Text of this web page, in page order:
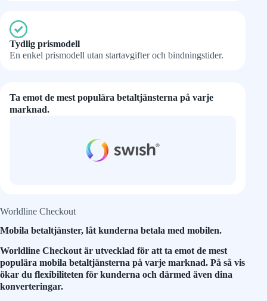
Tydlig prismodell
En enkel prismodell utan startavgifter och bindningstider.
Ta emot de mest populära betaltjänsterna på varje
marknad.
Worldline Checkout
Mobila betaltjänster, låt kunderna betala med mobilen.
Worldline Checkout är utvecklad för att ta emot de mest
populära mobila betaltjänsterna på varje marknad. På så vis
ökar du flexibiliteten för kunderna och därmed även dina
konverteringar.